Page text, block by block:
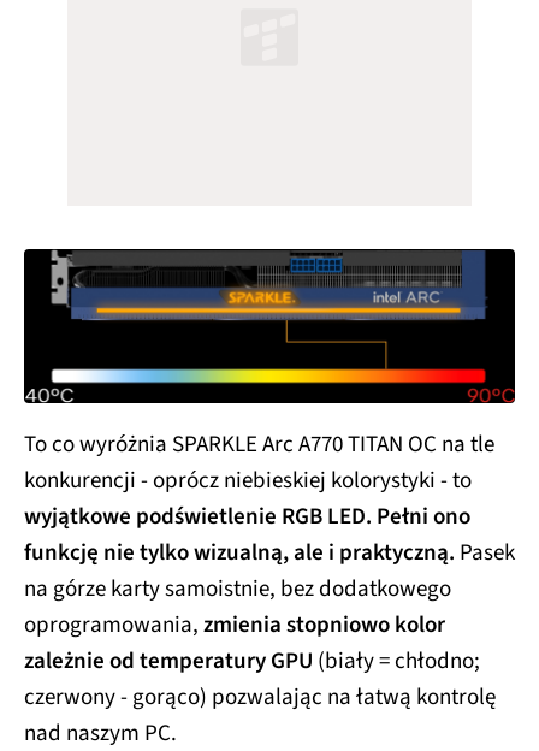
To co wyróżnia SPARKLE Arc A770 TITAN OC na tle
konkurencji - oprócz niebieskiej kolorystyki - to
wyjątkowe podświetlenie RGB LED. Pełni ono
funkcję nie tylko wizualną, ale i praktyczną. Pasek
na górze karty samoistnie, bez dodatkowego
oprogramowania,zmienia stopniowo kolor
zależnie od temperatury GPU (biały = chłodno;
czerwony - gorąco) pozwalając na łatwą kontrolę
nad naszym PC.